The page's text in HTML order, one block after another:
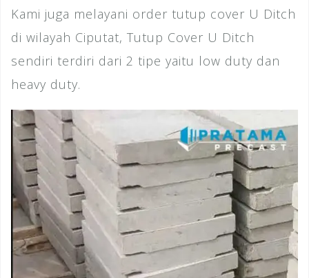
Kami juga melayani order tutup cover U Ditch
di wilayah Ciputat, Tutup Cover U Ditch
sendiri terdiri dari 2 tipe yaitu low duty dan
heavy duty.